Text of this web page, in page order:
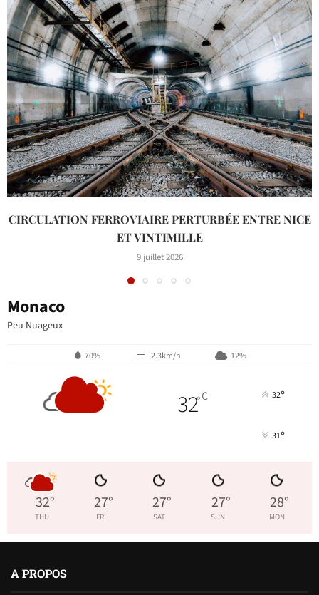
CIRCULATION FERROVIAIRE PERTURBÉE ENTRE NICE
ET VINTIMILLE
9 juillet 2026
Monaco
Peu Nuageux
70% 2.3km/h 12%
32°C 32°
31°
32°
THU
27°
FRI
27°
SAT
27°
SUN
28°
MON
A PROPOS